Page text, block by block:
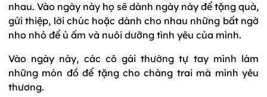
nhau. Vào ngày này họ sẽ dành ngày này để tặng quà,
gửi thiệp, lời chúc hoặc dành cho nhau những bất ngờ
nho nhỏ để ủ ấm và nuôi dưỡng tình yêu của mình.
Vào ngày này, các cô gái thường tự tay mình làm
những món đồ để tặng cho chàng trai mà mình yêu
thương.